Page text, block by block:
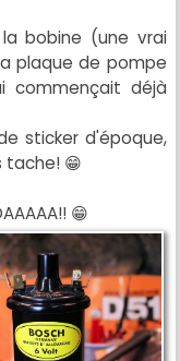
bobine (une vrai
plaque de pompe
commençait déjà
sticker d'époque,
tache! 😁
😁